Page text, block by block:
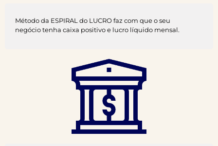
Método da ESPIRAL do LUCRO faz com que o seu
negócio tenha caixa positivo e lucro líquido mensal.